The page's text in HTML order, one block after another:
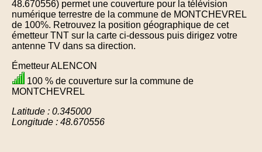
48.670556) permet une couverture pour la télévision
numérique terrestre de la commune de MONTCHEVREL
de 100%. Retrouvez la position géographique de cet
émetteur TNT sur la carte ci-dessous puis dirigez votre
antenne TV dans sa direction.
Émetteur ALENCON
100 % de couverture sur la commune de
MONTCHEVREL
Latitude : 0.345000
Longitude : 48.670556